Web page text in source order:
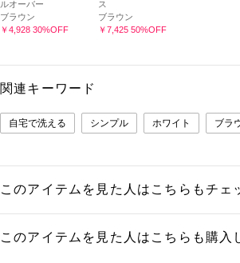
ルオーバー
ブラウン
￥4,928 30%OFF
ス
ブラウン
￥7,425 50%OFF
関連キーワード
自宅で洗える シンプル ホワイト ブラ
このアイテムを見た人はこちらもチェ
このアイテムを見た人はこちらも購入